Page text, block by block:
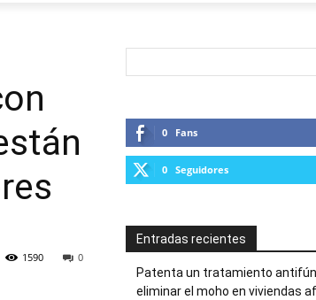
0
1590
0 Fans
0 Seguidores
Entradas recientes
Patenta un tratamiento
eliminar el moho en viviendas